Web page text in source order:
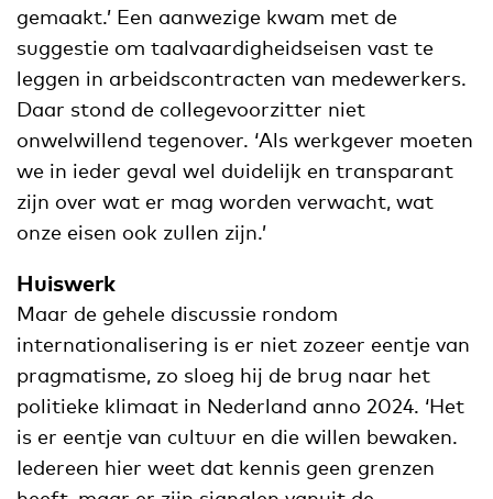
gemaakt.’ Een aanwezige kwam met de
suggestie om taalvaardigheidseisen vast te
leggen in arbeidscontracten van medewerkers.
Daar stond de collegevoorzitter niet
onwelwillend tegenover. ‘Als werkgever moeten
we in ieder geval wel duidelijk en transparant
zijn over wat er mag worden verwacht, wat
onze eisen ook zullen zijn.’
Huiswerk
Maar de gehele discussie rondom
internationalisering is er niet zozeer eentje van
pragmatisme, zo sloeg hij de brug naar het
politieke klimaat in Nederland anno 2024. ‘Het
is er eentje van cultuur en die willen bewaken.
Iedereen hier weet dat kennis geen grenzen